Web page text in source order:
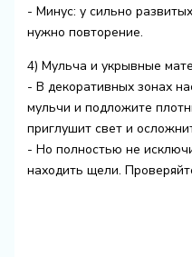
- Минус: у сильно
нужно повторение.
4) Мульча и укрывные
- В декоративных зонах
мульчи и подложите
приглушит свет и
- Но полностью не
находить щели.